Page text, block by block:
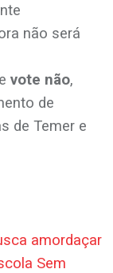
não será
vote não,
de
de Temer e
amordaçar
Sem